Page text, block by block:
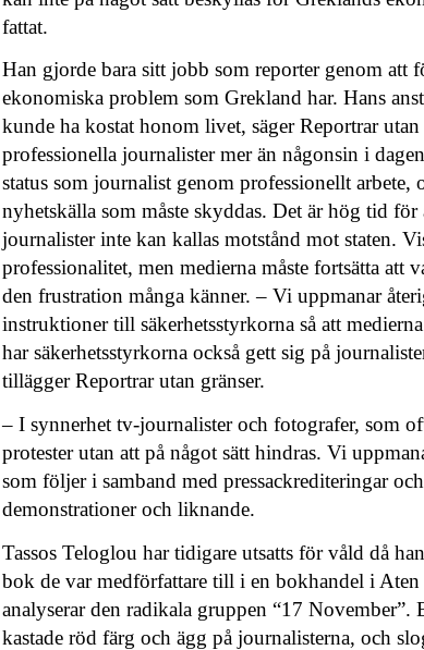
fattat.
Han gjorde bara sitt jobb som reporter genom att
ekonomiska problem som Grekland har. Hans
kunde ha kostat honom livet, säger Reportrar
professionella journalister mer än någonsin i
status som journalist genom professionellt
nyhetskälla som måste skyddas. Det är hög tid
journalister inte kan kallas motstånd mot staten.
professionalitet, men medierna måste fortsätta
den frustration många känner. – Vi uppmanar
instruktioner till säkerhetsstyrkorna så att
har säkerhetsstyrkorna också gett sig på
tillägger Reportrar utan gränser.
– I synnerhet tv-journalister och fotografer, som
protester utan att på något sätt hindras. Vi
som följer i samband med pressackrediteringar
demonstrationer och liknande.
Tassos Teloglou har tidigare utsatts för våld då
bok de var medförfattare till i en bokhandel i
analyserar den radikala gruppen “17
kastade röd färg och ägg på journalisterna, och